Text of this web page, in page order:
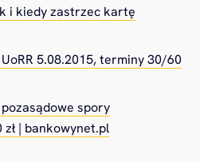
i kiedy zastrzec kartę
5.08.2015, terminy 30/60
spory
| bankowynet.pl